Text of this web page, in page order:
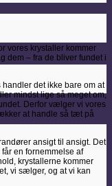
vores krystaller kommer
dem – fra de bliver fundet i
det ikke bare om at
mindst lige så meget om,
Derfor vælger vi vores
at handle så tæt på
ansigt til ansigt. Det
en fornemmelse af
krystallerne kommer
vi sælger, og at vi kan